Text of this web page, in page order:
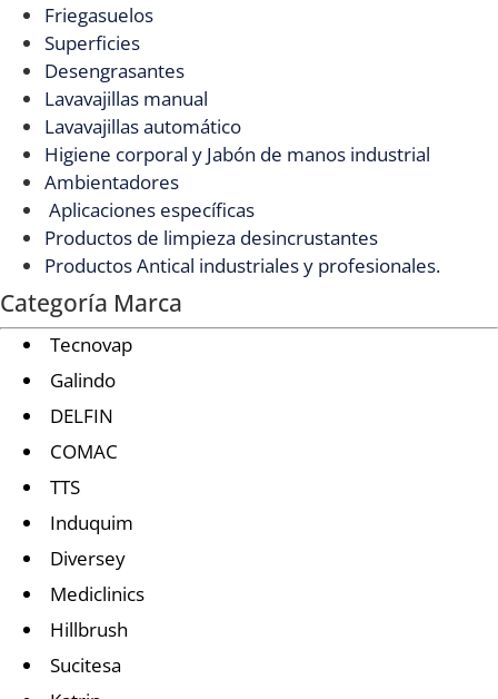
Friegasuelos
Superficies
Desengrasantes
Lavavajillas manual
Lavavajillas automático
Higiene corporal y Jabón de manos industrial
Ambientadores
Aplicaciones específicas
Productos de limpieza desincrustantes
Productos Antical industriales y profesionales.
Categoría Marca
Tecnovap
Galindo
DELFIN
COMAC
TTS
Induquim
Diversey
Mediclinics
Hillbrush
Sucitesa